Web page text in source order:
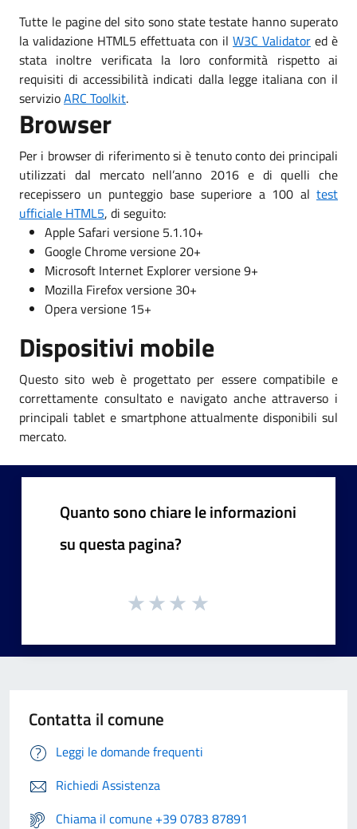
Tutte le pagine del sito sono state testate hanno superato
la validazione HTML5 effettuata con il W3C Validator ed è
stata inoltre verificata la loro conformità rispetto ai
requisiti di accessibilità indicati dalla legge italiana con il
servizioARC Toolkit.
Browser
Per i browser di riferimento si è tenuto conto dei principali
utilizzati dal mercato nell’anno 2016 e di quelli che
recepissero un punteggio base superiore a 100 al test
ufficiale HTML5, di seguito:
Apple Safari versione 5.1.10+
Google Chrome versione 20+
Microsoft Internet Explorer versione 9+
Mozilla Firefox versione 30+
Opera versione 15+
Dispositivi mobile
Questo sito web è progettato per essere compatibile e
correttamente consultato e navigato anche attraverso i
principali tablet e smartphone attualmente disponibili sul
mercato.
Quanto sono chiare le informazioni
su questa pagina?
Contatta il comune
Leggi le domande frequenti
Richiedi Assistenza
Chiama il comune +39 0783 87891